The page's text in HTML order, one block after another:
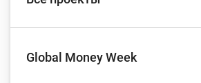
агентов
Global Money Week